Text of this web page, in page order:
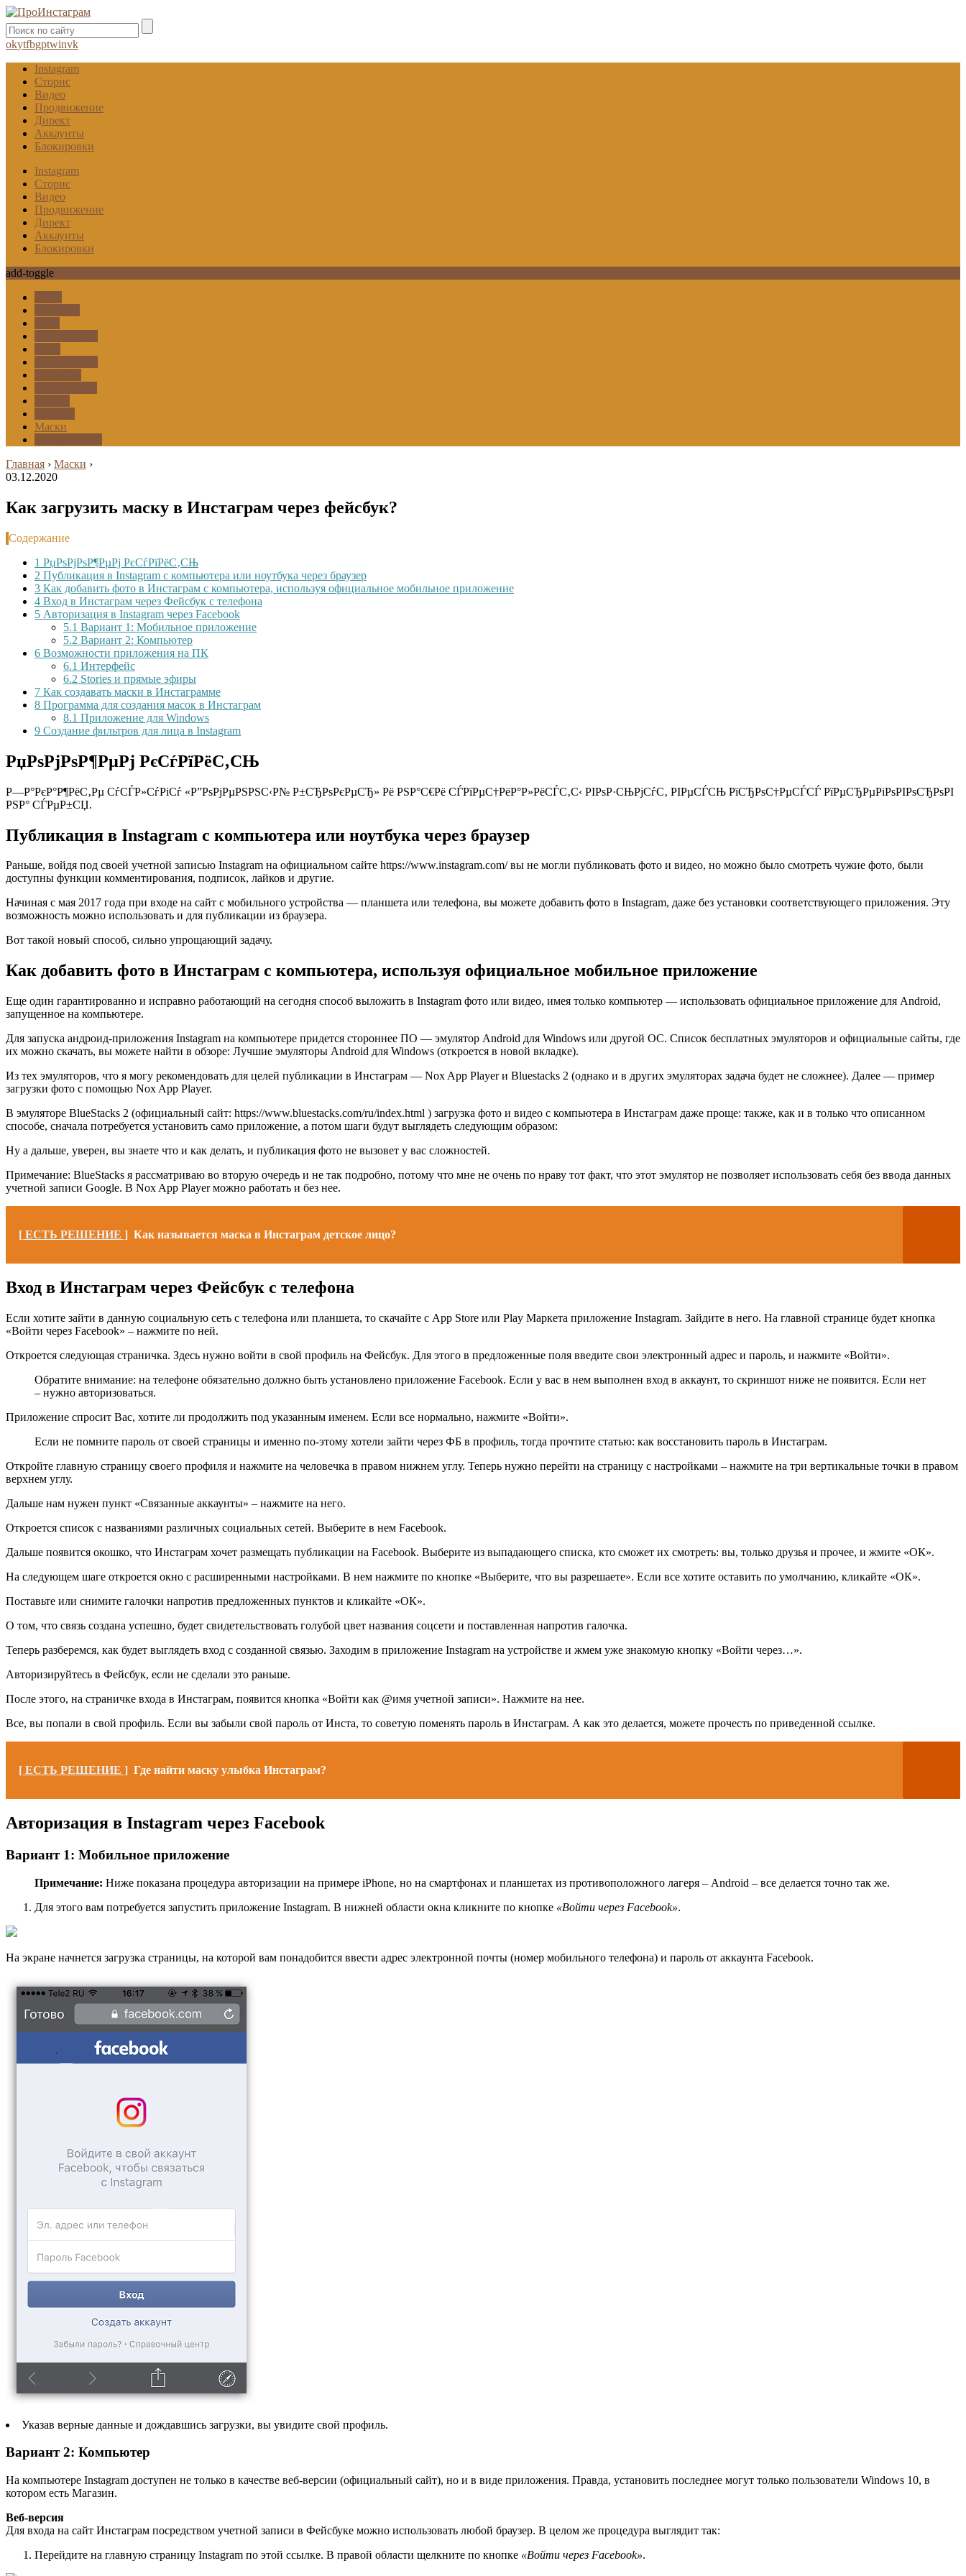
okytfbgptwinvk
Instagram
Сторис
Видео
Продвижение
Директ
Аккаунты
Блокировки
Instagram
Сторис
Видео
Продвижение
Директ
Аккаунты
Блокировки
add-toggle
Маски
Главная › Маски ›
03.12.2020
Как загрузить маску в Инстаграм через фейсбук?
Содержание
1 РџРѕРјРѕР¶РµРј РєСѓРїРёС‚СЊ
2 Публикация в Instagram с компьютера или ноутбука через браузер
3 Как добавить фото в Инстаграм с компьютера, используя официальное мобильное приложение
4 Вход в Инстаграм через Фейсбук с телефона
5 Авторизация в Instagram через Facebook
5.1 Вариант 1: Мобильное приложение
5.2 Вариант 2: Компьютер
6 Возможности приложения на ПК
6.1 Интерфейс
6.2 Stories и прямые эфиры
7 Как создавать маски в Инстаграмме
8 Программа для создания масок в Инстаграм
8.1 Приложение для Windows
9 Создание фильтров для лица в Instagram
РџРѕРјРѕР¶РµРј РєСѓРїРёС‚СЊ
Р—Р°РєР°Р¶РёС‚Рµ СѓСЃР»СѓРіСѓ «Р”РѕРјРµРЅРЅС‹Р№ Р±СЂРѕРєРµСЂ» Рё РЅР°С€Рё СЃРїРµС†РёР°Р»РёСЃС‚С‹ РІРѕР·СЊРјСѓС‚ РІРµСЃСЊ РїСЂРѕС†РµСЃСЃ РїРµСЂРµРіРѕРІРѕСЂРѕРІ
РЅР° СЃРµР±СЏ.
Публикация в Instagram с компьютера или ноутбука через браузер
Раньше, войдя под своей учетной записью Instagram на официальном сайте https://www.instagram.com/ вы не могли публиковать фото и видео, но можно было смотреть чужие фото, были
доступны функции комментирования, подписок, лайков и другие.
Начиная с мая 2017 года при входе на сайт с мобильного устройства — планшета или телефона, вы можете добавить фото в Instagram, даже без установки соответствующего приложения. Эту
возможность можно использовать и для публикации из браузера.
Вот такой новый способ, сильно упрощающий задачу.
Как добавить фото в Инстаграм с компьютера, используя официальное мобильное приложение
Еще один гарантированно и исправно работающий на сегодня способ выложить в Instagram фото или видео, имея только компьютер — использовать официальное приложение для Android,
запущенное на компьютере.
Для запуска андроид-приложения Instagram на компьютере придется стороннее ПО — эмулятор Android для Windows или другой ОС. Список бесплатных эмуляторов и официальные сайты, где
их можно скачать, вы можете найти в обзоре: Лучшие эмуляторы Android для Windows (откроется в новой вкладке).
Из тех эмуляторов, что я могу рекомендовать для целей публикации в Инстаграм — Nox App Player и Bluestacks 2 (однако и в других эмуляторах задача будет не сложнее). Далее — пример
загрузки фото с помощью Nox App Player.
В эмуляторе BlueStacks 2 (официальный сайт: https://www.bluestacks.com/ru/index.html ) загрузка фото и видео с компьютера в Инстаграм даже проще: также, как и в только что описанном
способе, сначала потребуется установить само приложение, а потом шаги будут выглядеть следующим образом:
Ну а дальше, уверен, вы знаете что и как делать, и публикация фото не вызовет у вас сложностей.
Примечание: BlueStacks я рассматриваю во вторую очередь и не так подробно, потому что мне не очень по нраву тот факт, что этот эмулятор не позволяет использовать себя без ввода данных
учетной записи Google. В Nox App Player можно работать и без нее.
[ ЕСТЬ РЕШЕНИЕ ] Как называется маска в Инстаграм детское лицо?
Вход в Инстаграм через Фейсбук с телефона
Если хотите зайти в данную социальную сеть с телефона или планшета, то скачайте с App Store или Play Маркета приложение Instagram. Зайдите в него. На главной странице будет кнопка
«Войти через Facebook» – нажмите по ней.
Откроется следующая страничка. Здесь нужно войти в свой профиль на Фейсбук. Для этого в предложенные поля введите свои электронный адрес и пароль, и нажмите «Войти».
Обратите внимание: на телефоне обязательно должно быть установлено приложение Facebook. Если у вас в нем выполнен вход в аккаунт, то скриншот ниже не появится. Если нет
– нужно авторизоваться.
Приложение спросит Вас, хотите ли продолжить под указанным именем. Если все нормально, нажмите «Войти».
Если не помните пароль от своей страницы и именно по-этому хотели зайти через ФБ в профиль, тогда прочтите статью: как восстановить пароль в Инстаграм.
Откройте главную страницу своего профиля и нажмите на человечка в правом нижнем углу. Теперь нужно перейти на страницу с настройками – нажмите на три вертикальные точки в правом
верхнем углу.
Дальше нам нужен пункт «Связанные аккаунты» – нажмите на него.
Откроется список с названиями различных социальных сетей. Выберите в нем Facebook.
Дальше появится окошко, что Инстаграм хочет размещать публикации на Facebook. Выберите из выпадающего списка, кто сможет их смотреть: вы, только друзья и прочее, и жмите «ОК».
На следующем шаге откроется окно с расширенными настройками. В нем нажмите по кнопке «Выберите, что вы разрешаете». Если все хотите оставить по умолчанию, кликайте «ОК».
Поставьте или снимите галочки напротив предложенных пунктов и кликайте «ОК».
О том, что связь создана успешно, будет свидетельствовать голубой цвет названия соцсети и поставленная напротив галочка.
Теперь разберемся, как будет выглядеть вход с созданной связью. Заходим в приложение Instagram на устройстве и жмем уже знакомую кнопку «Войти через…».
Авторизируйтесь в Фейсбук, если не сделали это раньше.
После этого, на страничке входа в Инстаграм, появится кнопка «Войти как @имя учетной записи». Нажмите на нее.
Все, вы попали в свой профиль. Если вы забыли свой пароль от Инста, то советую поменять пароль в Инстаграм. А как это делается, можете прочесть по приведенной ссылке.
[ ЕСТЬ РЕШЕНИЕ ] Где найти маску улыбка Инстаграм?
Авторизация в Instagram через Facebook
Вариант 1: Мобильное приложение
Примечание: Ниже показана процедура авторизации на примере iPhone, но на смартфонах и планшетах из противоположного лагеря – Android – все делается точно так же.
Для этого вам потребуется запустить приложение Instagram. В нижней области окна кликните по кнопке «Войти через Facebook».
На экране начнется загрузка страницы, на которой вам понадобится ввести адрес электронной почты (номер мобильного телефона) и пароль от аккаунта Facebook.
Указав верные данные и дождавшись загрузки, вы увидите свой профиль.
Вариант 2: Компьютер
На компьютере Instagram доступен не только в качестве веб-версии (официальный сайт), но и в виде приложения. Правда, установить последнее могут только пользователи Windows 10, в
котором есть Магазин.
Веб-версия
Для входа на сайт Инстаграм посредством учетной записи в Фейсбуке можно использовать любой браузер. В целом же процедура выглядит так:
Перейдите на главную страницу Instagram по этой ссылке. В правой области щелкните по кнопке «Войти через Facebook».